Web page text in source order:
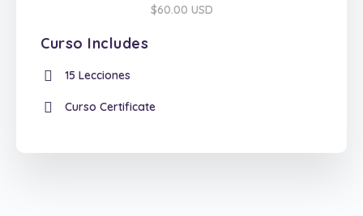
$60.00 USD
Curso Includes
15 Lecciones
Curso Certificate